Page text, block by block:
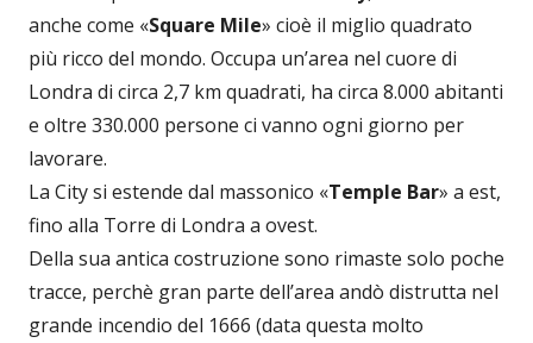
anche come «Square Mile» cioè il miglio quadrato
più ricco del mondo. Occupa un’area nel cuore di
Londra di circa 2,7 km quadrati, ha circa 8.000 abitanti
e oltre 330.000 persone ci vanno ogni giorno per
lavorare.
La City si estende dal massonico «Temple Bar» a est,
fino alla Torre di Londra a ovest.
Della sua antica costruzione sono rimaste solo poche
tracce, perchè gran parte dell’area andò distrutta nel
grande incendio del 1666 (data questa molto